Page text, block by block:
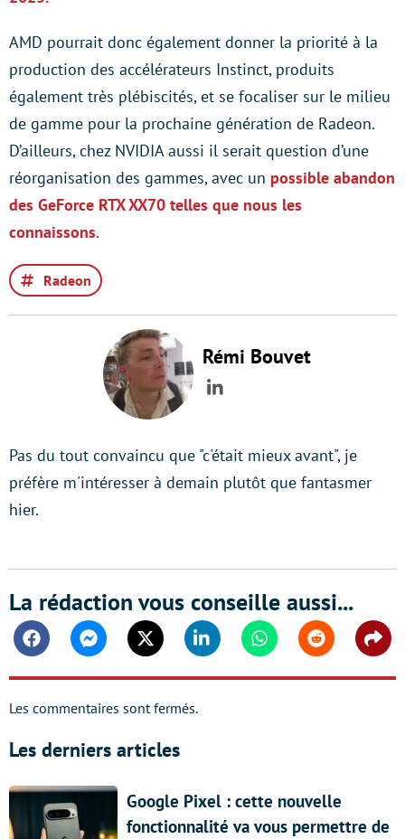
AMD pourrait donc également donner la priorité à la
production des accélérateurs Instinct, produits
également très plébiscités, et se focaliser sur le milieu
de gamme pour la prochaine génération de Radeon.
D’ailleurs, chez NVIDIA aussi il serait question d’une
réorganisation des gammes, avec un possible abandon
des GeForce RTX XX70 telles que nous les
connaissons.
Radeon
Rémi Bouvet
LinkedIn
Pas du tout convaincu que "c'était mieux avant", je
préfère m'intéresser à demain plutôt que fantasmer
hier.
La rédaction vous conseille aussi...
FacebookMessengerTwitter Linkedin WhatsappReddit
Les commentaires sont fermés.
Les derniers articles
Google Pixel : cette nouvelle
fonctionnalité va vous permettre de